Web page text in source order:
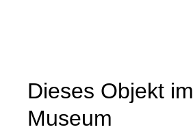
Dieses Objekt im
Museum